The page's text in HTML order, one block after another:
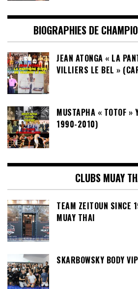
BIOGRAPHIES DE
JEAN ATONGA « LA
VILLIERS LE BEL »
MUSTAPHA « TOTOF »
1990-2010)
CLUBS MUAY
TEAM ZEITOUN SINCE
MUAY THAI
SKARBOWSKY BODY